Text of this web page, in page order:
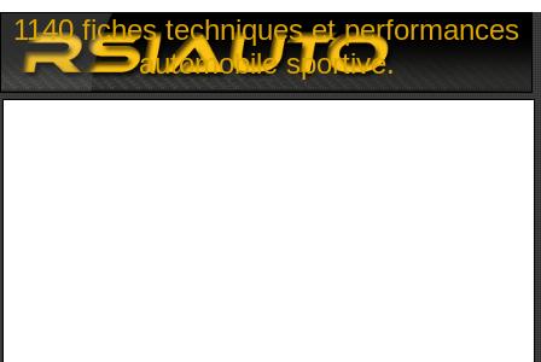
1140 fiches techniques et performances
automobile sportive.